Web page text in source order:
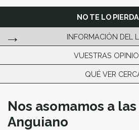
NO TE LO
INFORMACIÓN DEL
VUESTRAS
QUÉ VER
Nos asomamos a
Anguiano